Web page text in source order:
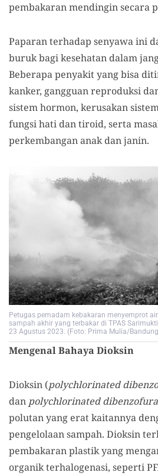
pembakaran mendingin secara
Paparan terhadap senyawa ini
buruk bagi kesehatan dalam
Beberapa penyakit yang bisa
kanker, gangguan reproduksi
sistem hormon, kerusakan
fungsi hati dan tiroid, serta
perkembangan anak dan janin.
Petugas pemadam kebakaran menyemprot
sampah akhir yang terbakar di TPAS
23 Agustus 2023. (Foto: Prima Mulia/
Mengenal Bahaya Dioksin
Dioksin (polychlorinated
dan polychlorinated
polutan yang erat kaitannya
pengelolaan sampah. Dioksin
pembakaran plastik yang
organik terhalogenasi, seperti